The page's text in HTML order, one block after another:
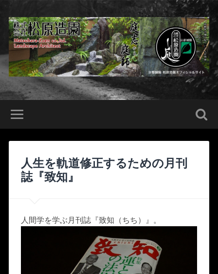
人生を軌道修正するための月刊
誌『致知』
人間学を学ぶ月刊誌『致知（ちち）』。